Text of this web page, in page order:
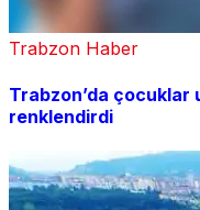
Trabzon Haber
Trabzon’da
renklendirdi